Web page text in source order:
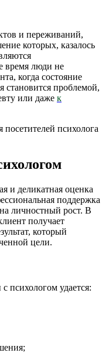
и переживаний,
которых, казалось
время люди не
когда состояние
становится проблемой,
или даже к
и деликатная оценка
поддержка
личностный рост. В
получает
который
цели.
психологом удается: